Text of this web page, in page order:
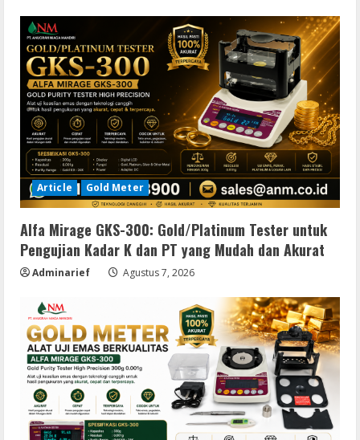
Article Gold Meter
Alfa Mirage GKS-300: Gold/Platinum Tester untuk
Pengujian Kadar K dan PT yang Mudah dan Akurat
Adminarief Agustus 7, 2026